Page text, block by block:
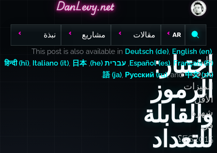
DanLevy.net
DanLevy.net
DanLevy.net
AR مقالات مشاريع نبذة
اختبار:
الرموز
والقابلة
للتعداد
هل
تعرف
الميزات
الأقل
شهرة
في
ES2015؟
This post is also available in Deutsch (de), English (en),
Español (es), Français (fr)
, עברית (he) ,
हिन्दी (hi), Italiano (it), 日本
語 (ja), Русский (ru), and中文 (zh)
.